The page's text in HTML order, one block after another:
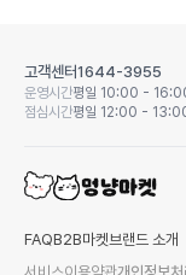
고객센터1644-3955
운영시간평일 10:00 -
점심시간평일 12:00 -
FAQB2B마켓 브랜드 소개
서비스이용약관개인정보